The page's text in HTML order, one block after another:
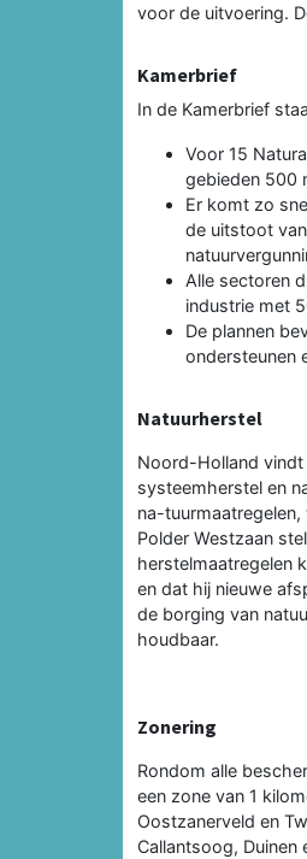
voor de uitvoering.
Kamerbrief
In de Kamerbrief
Voor 15
gebieden 500
Er komt zo
de uitstoot
Alle sectoren
industrie met
De plannen
ondersteunen
Natuurherstel
Noord-Holland
systeemherstel en
na-
Polder Westzaan
herstelmaatregelen
en dat hij nieuwe
de borging van
houdbaar.
Zonering
Rondom alle
een zone van 1
Oostzanerveld en
Callantsoog, Duinen